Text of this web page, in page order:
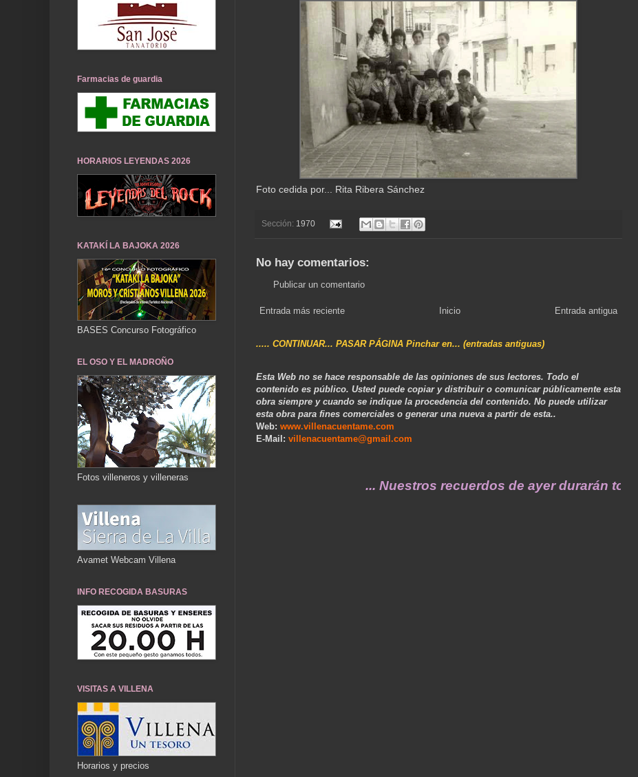
Foto cedida por... Rita Ribera Sánchez
Sección: 1970
No hay comentarios:
Publicar un comentario
Entrada más reciente Entrada antigua
Inicio
..... CONTINUAR... PASAR PÁGINA Pinchar en... (entradas antiguas)
Esta Web no se hace responsable de las opiniones de sus lectores. Todo el
contenido es público. Usted puede copiar y distribuir o comunicar públicamente esta
obra siempre y cuando se indique la procedencia del contenido. No puede utilizar
esta obra para fines comerciales o generar una nueva a partir de esta..
Web: www.villenacuentame.com
E-Mail: villenacuentame@gmail.com
... Nuestros recuerdos de ayer durarán toda una
Farmacias de guardia
HORARIOS LEYENDAS 2026
KATAKÍ LA BAJOKA 2026
BASES Concurso Fotográfico
EL OSO Y EL MADROÑO
Fotos villeneros y villeneras
Avamet Webcam Villena
INFO RECOGIDA BASURAS
VISITAS A VILLENA
Horarios y precios